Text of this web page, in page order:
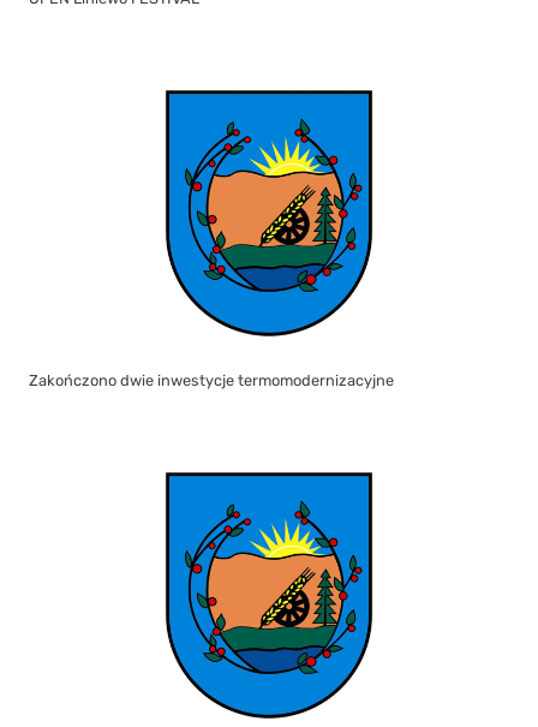
Zakończono dwie inwestycje termomodernizacyjne